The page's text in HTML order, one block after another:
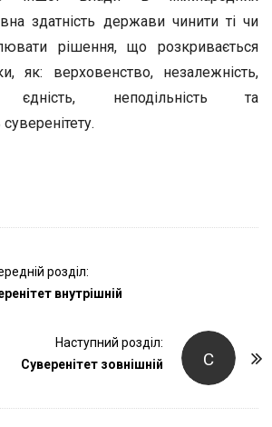
здатність держави чинити ті чи
рішення, що розкривається
як: верховенство, незалежність,
єдність, неподільність та
розділ:
внутрішній
С
Наступний розділ:
Суверенітет зовнішній